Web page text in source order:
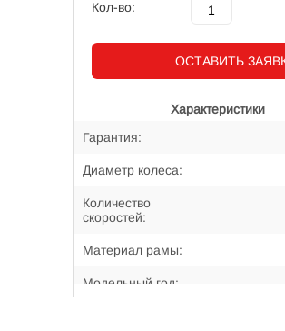
Кол-во:
ОСТАВИТЬ
Характеристики
Гарантия:
Диаметр колеса:
Количество
скоростей:
Материал рамы:
Модельный год: